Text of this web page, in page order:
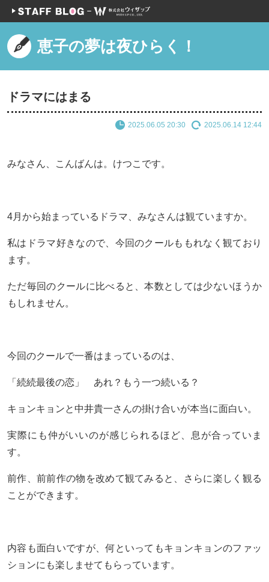
恵子の夢は夜ひらく！
ドラマにはまる
2025.06.05 20:30 2025.06.14 12:44
みなさん、こんばんは。けつこです。
4月から始まっているドラマ、みなさんは観ていますか。
私はドラマ好きなので、今回のクールももれなく観ており
ます。
ただ毎回のクールに比べると、本数としては少ないほうか
もしれません。
今回のクールで一番はまっているのは、
「続続最後の恋」 あれ？もう一つ続いる？
キョンキョンと中井貴一さんの掛け合いが本当に面白い。
実際にも仲がいいのが感じられるほど、息が合っていま
す。
前作、前前作の物を改めて観てみると、さらに楽しく観る
ことができます。
内容も面白いですが、何といってもキョンキョンのファッ
ションにも楽しませてもらっています。